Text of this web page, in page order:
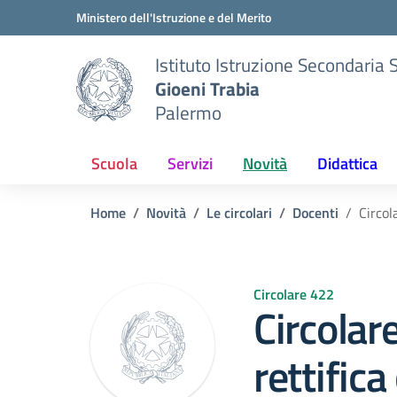
Vai ai contenuti
Vai al menu di navigazioneMinistero dell'Istruzione e del Merito
Istituto Istruzione Secondaria
Gioeni Trabia
Palermo
Scuola Servizi Novità Didattica
Home Novità Le circolari Docenti
Circolare 422
rettifica